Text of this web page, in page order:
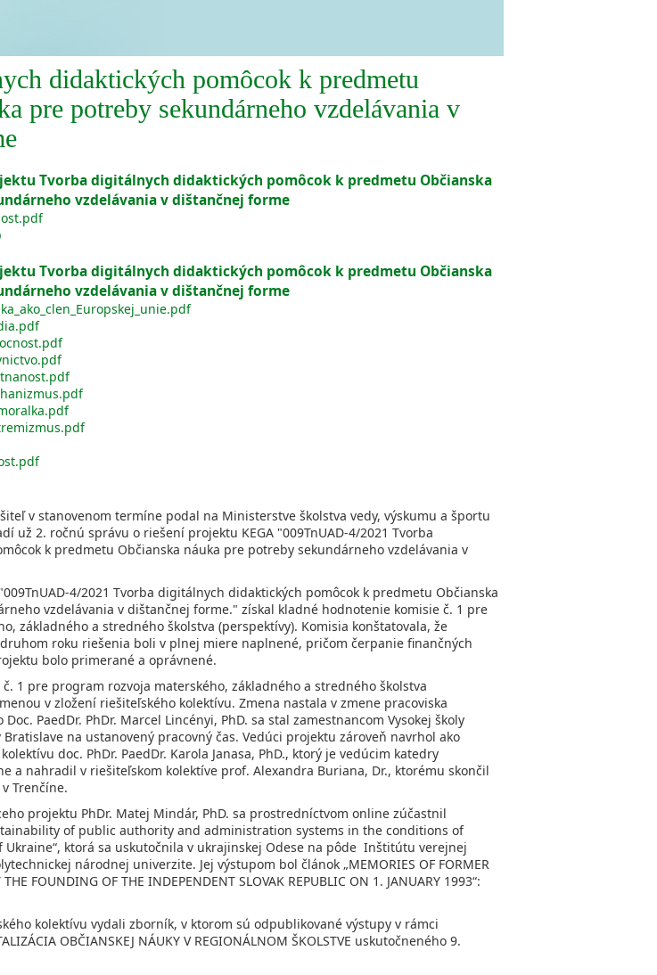
didaktických pomôcok k predmetu
pre potreby sekundárneho vzdelávania v
Tvorba digitálnych didaktických pomôcok k predmetu Občianska
vzdelávania v dištančnej forme
Tvorba digitálnych didaktických pomôcok k predmetu Občianska
vzdelávania v dištančnej forme
v stanovenom termíne podal na Ministerstve školstva vedy, výskumu a športu
už 2. ročnú správu o riešení projektu KEGA "009TnUAD-4/2021 Tvorba
k predmetu Občianska náuka pre potreby sekundárneho vzdelávania v
4/2021 Tvorba digitálnych didaktických pomôcok k predmetu Občianska
vzdelávania v dištančnej forme." získal kladné hodnotenie komisie č. 1 pre
základného a stredného školstva (perspektívy). Komisia konštatovala, že
roku riešenia boli v plnej miere naplnené, pričom čerpanie finančných
bolo primerané a oprávnené.
č. 1 pre program rozvoja materského, základného a stredného školstva
v zložení riešiteľského kolektívu. Zmena nastala v zmene pracoviska
PaedDr. PhDr. Marcel Lincényi, PhD. sa stal zamestnancom Vysokej školy
na ustanovený pracovný čas. Vedúci projektu zároveň navrhol ako
doc. PhDr. PaedDr. Karola Janasa, PhD., ktorý je vedúcim katedry
a nahradil v riešiteľskom kolektíve prof. Alexandra Buriana, Dr., ktorému skončil
Trenčíne.
projektu PhDr. Matej Mindár, PhD. sa prostredníctvom online zúčastnil
of public authority and administration systems іn the conditions of
ktorá sa uskutočnila v ukrajinskej Odese na pôde Inštitútu verejnej
národnej univerzite. Jej výstupom bol článok „MEMORIES OF FORMER
FOUNDING OF THE INDEPENDENT SLOVAK REPUBLIC ON 1. JANUARY 1993“:
kolektívu vydali zborník, v ktorom sú odpublikované výstupy v rámci
OBČIANSKEJ NÁUKY V REGIONÁLNOM ŠKOLSTVE uskutočneného 9.